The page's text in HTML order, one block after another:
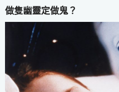
做隻幽靈定做鬼？